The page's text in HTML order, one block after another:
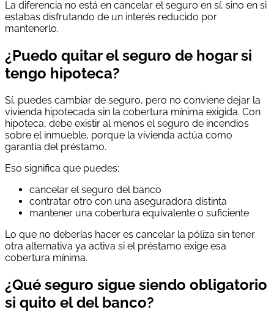
La diferencia no está en cancelar el seguro en sí, sino en si
estabas disfrutando de un interés reducido por
mantenerlo.
¿Puedo quitar el seguro de hogar si
tengo hipoteca?
Sí, puedes cambiar de seguro, pero no conviene dejar la
vivienda hipotecada sin la cobertura mínima exigida. Con
hipoteca, debe existir al menos el seguro de incendios
sobre el inmueble, porque la vivienda actúa como
garantía del préstamo.
Eso significa que puedes:
cancelar el seguro del banco
contratar otro con una aseguradora distinta
mantener una cobertura equivalente o suficiente
Lo que no deberías hacer es cancelar la póliza sin tener
otra alternativa ya activa si el préstamo exige esa
cobertura mínima.
¿Qué seguro sigue siendo obligatorio
si quito el del banco?